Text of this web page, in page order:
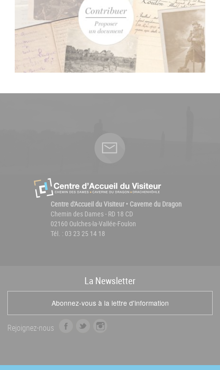
Centre d'Accueil du Visiteur • Caverne du Dragon
Chemin des Dames - RD 18 CD
02160 Oulches-la-Vallée-Foulon
Tél. : 03 23 25 14 18
La Newsletter
Abonnez-vous à la lettre d'information
Rejoignez-nous
b
t
a